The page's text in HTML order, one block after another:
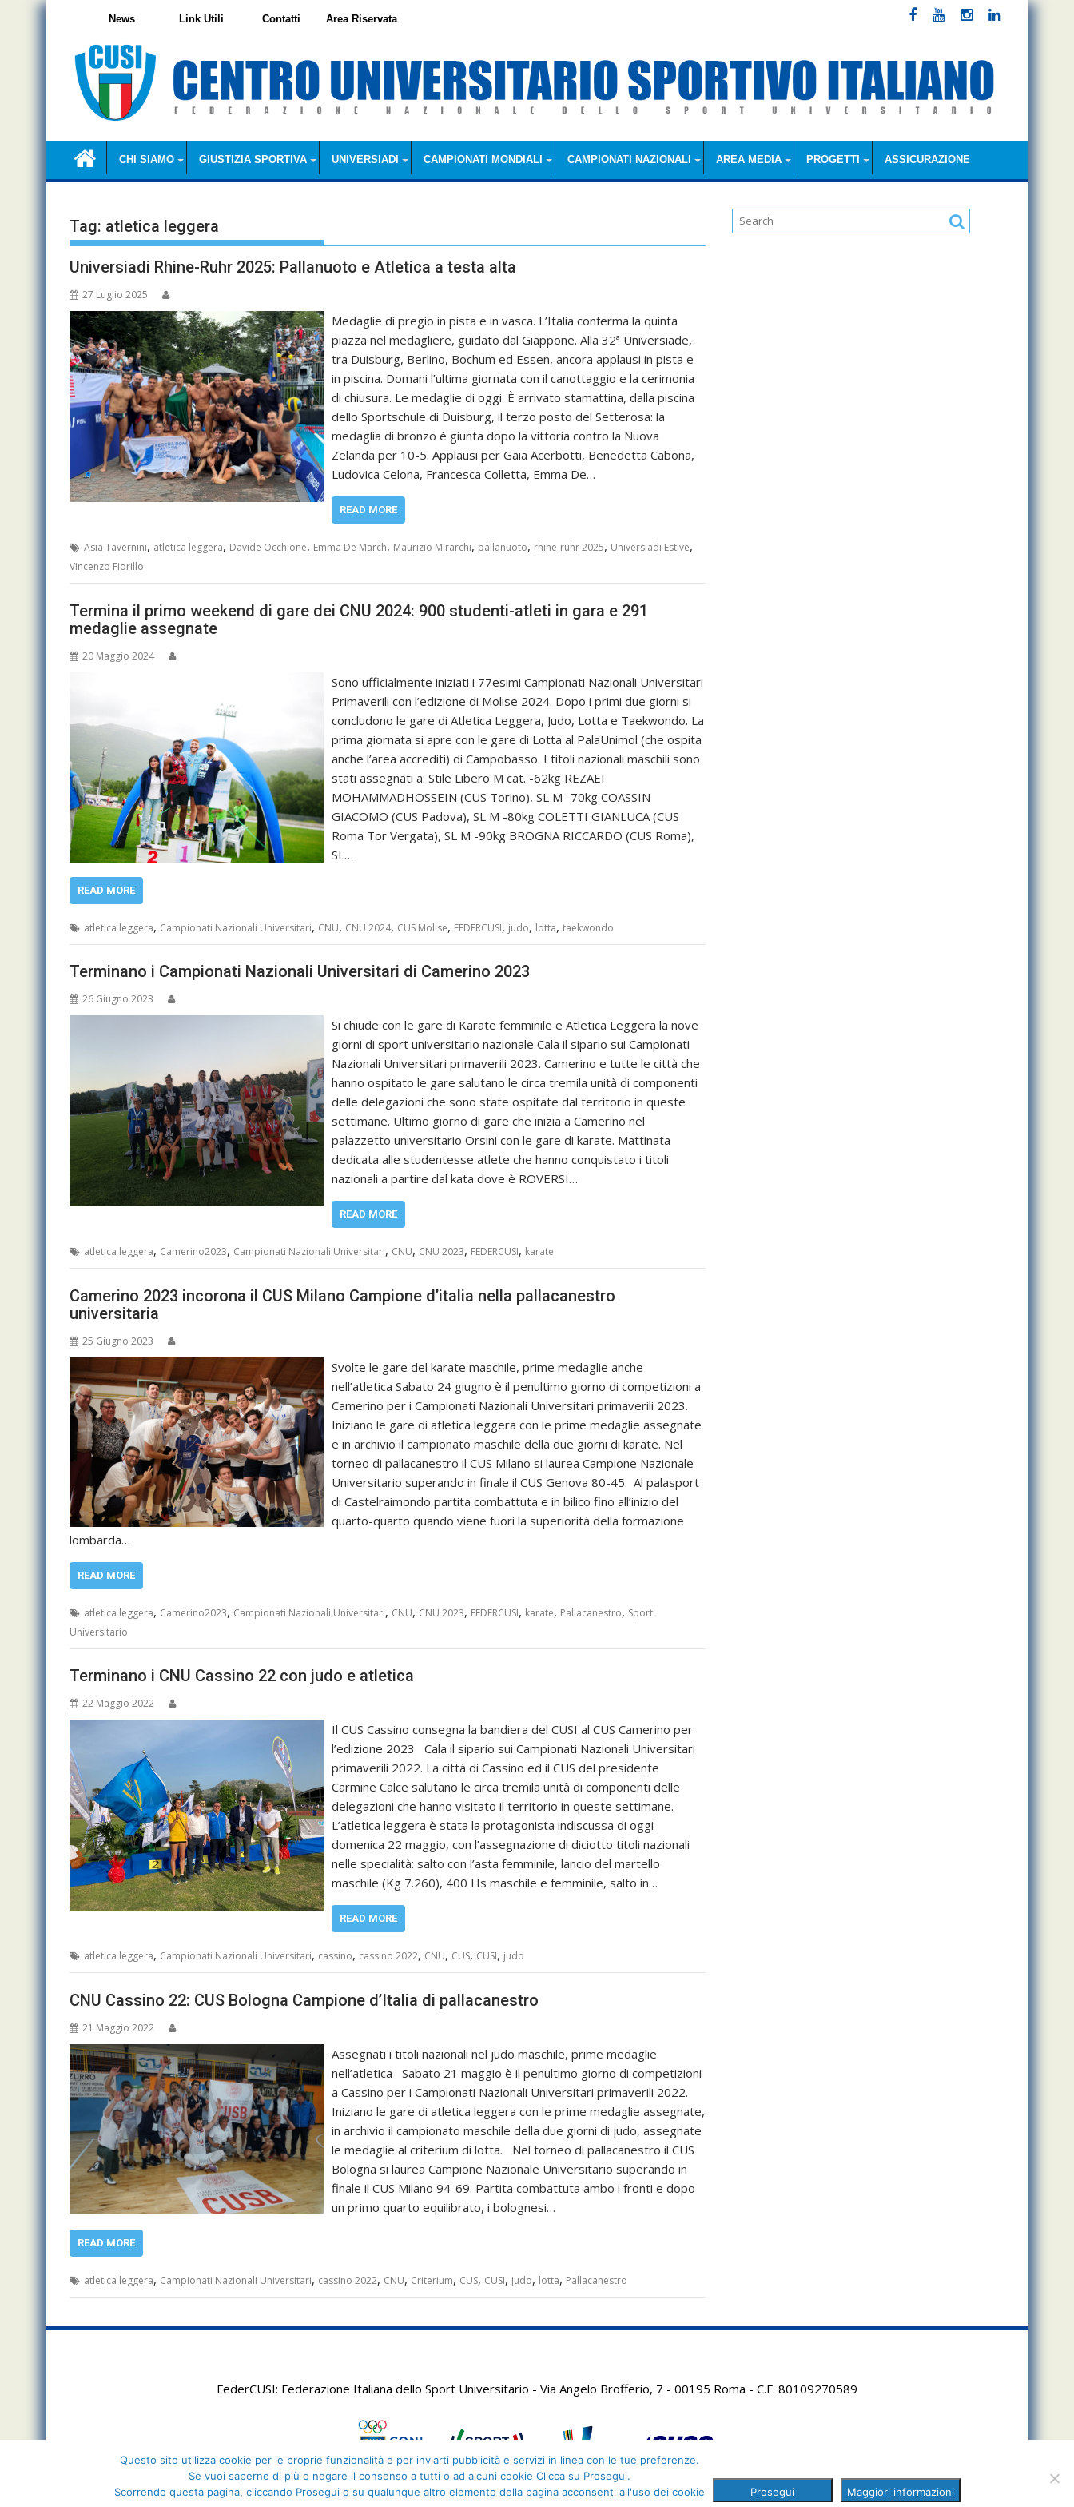
Skip
CHI SIAMO GIUSTIZIA SPORTIVA UNIVERSIADI CAMPIONATI MONDIALI CAMPIONATI NAZIONALI AREA MEDIA PROGETTI ASSICURAZIONE
News Link Utili Contatti Area Riservata
Tag: atletica leggera
Universiadi Rhine-Ruhr 2025: Pallanuoto e Atletica a testa alta
27 Luglio 2025
Medaglie di pregio in pista e in vasca. L’Italia conferma la quinta
piazza nel medagliere, guidato dal Giappone. Alla 32ª Universiade,
tra Duisburg, Berlino, Bochum ed Essen, ancora applausi in pista e
in piscina. Domani l’ultima giornata con il canottaggio e la cerimonia
di chiusura. Le medaglie di oggi. È arrivato stamattina, dalla piscina
dello Sportschule di Duisburg, il terzo posto del Setterosa: la
medaglia di bronzo è giunta dopo la vittoria contro la Nuova
Zelanda per 10-5. Applausi per Gaia Acerbotti, Benedetta Cabona,
Ludovica Celona, Francesca Colletta, Emma De…
READ MORE
Asia Tavernini, atletica leggera, Davide Occhione, Emma De March, Maurizio Mirarchi, pallanuoto, rhine-ruhr 2025, Universiadi Estive,
Vincenzo Fiorillo
Termina il primo weekend di gare dei CNU 2024: 900 studenti-atleti in gara e 291
medaglie assegnate
20 Maggio 2024
Sono ufficialmente iniziati i 77esimi Campionati Nazionali Universitari
Primaverili con l’edizione di Molise 2024. Dopo i primi due giorni si
concludono le gare di Atletica Leggera, Judo, Lotta e Taekwondo. La
prima giornata si apre con le gare di Lotta al PalaUnimol (che ospita
anche l’area accrediti) di Campobasso. I titoli nazionali maschili sono
stati assegnati a: Stile Libero M cat. -62kg REZAEI
MOHAMMADHOSSEIN (CUS Torino), SL M -70kg COASSIN
GIACOMO (CUS Padova), SL M -80kg COLETTI GIANLUCA (CUS
Roma Tor Vergata), SL M -90kg BROGNA RICCARDO (CUS Roma),
SL…
READ MORE
atletica leggera, Campionati Nazionali Universitari, CNU, CNU 2024, CUS Molise, FEDERCUSI, judo, lotta, taekwondo
Terminano i Campionati Nazionali Universitari di Camerino 2023
26 Giugno 2023
Si chiude con le gare di Karate femminile e Atletica Leggera la nove
giorni di sport universitario nazionale Cala il sipario sui Campionati
Nazionali Universitari primaverili 2023. Camerino e tutte le città che
hanno ospitato le gare salutano le circa tremila unità di componenti
delle delegazioni che sono state ospitate dal territorio in queste
settimane. Ultimo giorno di gare che inizia a Camerino nel
palazzetto universitario Orsini con le gare di karate. Mattinata
dedicata alle studentesse atlete che hanno conquistato i titoli
nazionali a partire dal kata dove è ROVERSI…
READ MORE
atletica leggera, Camerino2023, Campionati Nazionali Universitari, CNU, CNU 2023, FEDERCUSI, karate
Camerino 2023 incorona il CUS Milano Campione d’italia nella pallacanestro
universitaria
25 Giugno 2023
Svolte le gare del karate maschile, prime medaglie anche
nell’atletica Sabato 24 giugno è il penultimo giorno di competizioni a
Camerino per i Campionati Nazionali Universitari primaverili 2023.
Iniziano le gare di atletica leggera con le prime medaglie assegnate
e in archivio il campionato maschile della due giorni di karate. Nel
torneo di pallacanestro il CUS Milano si laurea Campione Nazionale
Universitario superando in finale il CUS Genova 80-45. Al palasport
di Castelraimondo partita combattuta e in bilico fino all’inizio del
quarto-quarto quando viene fuori la superiorità della formazione
lombarda…
READ MORE
atletica leggera, Camerino2023, Campionati Nazionali Universitari, CNU, CNU 2023, FEDERCUSI, karate, Pallacanestro, Sport
Universitario
Terminano i CNU Cassino 22 con judo e atletica
22 Maggio 2022
Il CUS Cassino consegna la bandiera del CUSI al CUS Camerino per
l’edizione 2023 Cala il sipario sui Campionati Nazionali Universitari
primaverili 2022. La città di Cassino ed il CUS del presidente
Carmine Calce salutano le circa tremila unità di componenti delle
delegazioni che hanno visitato il territorio in queste settimane.
L’atletica leggera è stata la protagonista indiscussa di oggi
domenica 22 maggio, con l’assegnazione di diciotto titoli nazionali
nelle specialità: salto con l’asta femminile, lancio del martello
maschile (Kg 7.260), 400 Hs maschile e femminile, salto in…
READ MORE
atletica leggera, Campionati Nazionali Universitari, cassino, cassino 2022, CNU, CUS, CUSI, judo
CNU Cassino 22: CUS Bologna Campione d’Italia di pallacanestro
21 Maggio 2022
Assegnati i titoli nazionali nel judo maschile, prime medaglie
nell’atletica Sabato 21 maggio è il penultimo giorno di competizioni
a Cassino per i Campionati Nazionali Universitari primaverili 2022.
Iniziano le gare di atletica leggera con le prime medaglie assegnate,
in archivio il campionato maschile della due giorni di judo, assegnate
le medaglie al criterium di lotta. Nel torneo di pallacanestro il CUS
Bologna si laurea Campione Nazionale Universitario superando in
finale il CUS Milano 94-69. Partita combattuta ambo i fronti e dopo
un primo quarto equilibrato, i bolognesi…
READ MORE
atletica leggera, Campionati Nazionali Universitari, cassino 2022, CNU, Criterium, CUS, CUSI, judo, lotta, Pallacanestro
FederCUSI: Federazione Italiana dello Sport Universitario - Via Angelo Brofferio, 7 - 00195 Roma - C.F. 80109270589
Questo sito utilizza cookie per le proprie funzionalità e per inviarti pubblicità e servizi in linea con le tue preferenze.
Se vuoi saperne di più o negare il consenso a tutti o ad alcuni cookie Clicca su Prosegui.
Scorrendo questa pagina, cliccando Prosegui o su qualunque altro elemento della pagina acconsenti all'uso dei cookie
Prosegui Maggiori informazioni